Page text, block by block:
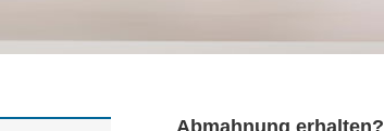
Abmahnung erhalten?